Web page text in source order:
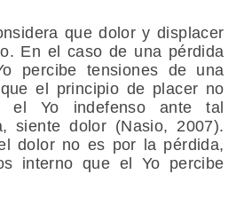
que dolor y displacer
En el caso de una pérdida
percibe tensiones de una
el principio de placer no
el Yo indefenso ante tal
siente dolor (Nasio, 2007).
dolor no es por la pérdida,
interno que el Yo percibe